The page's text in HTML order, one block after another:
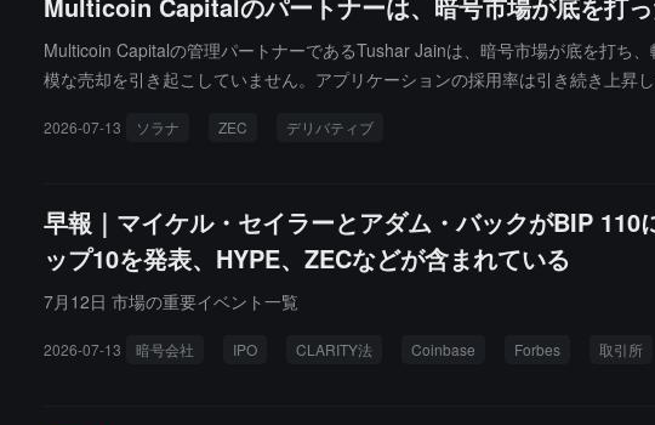
Multicoin Capitalの管理パートナーであるTushar Jainは、暗号市場が底を打ち
模な売却を引き起こしていません。アプリケーションの採用率は引き続き上
ます。ZECについては、Multicoinがかなりの供給量を蓄積しており、業界の「
2026-07-13 ソラナ ZEC デリバティブ
早報｜マイケル・セイラーとアダム・バックがBIP
ップ10を発表、HYPE、ZECなどが含まれている
7月12日 市場の重要イベント一覧
2026-07-13 暗号会社 IPO CLARITY法 Coinbase Forbes 取引所